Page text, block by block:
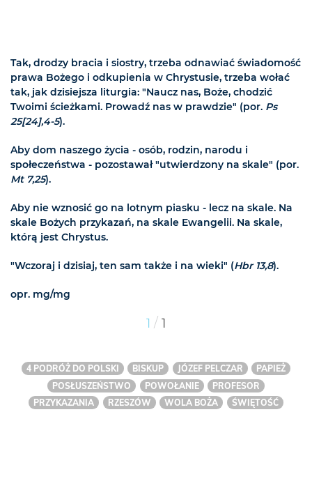
Tak, drodzy bracia i siostry, trzeba odnawiać świadomość
prawa Bożego i odkupienia w Chrystusie, trzeba wołać
tak, jak dzisiejsza liturgia: "Naucz nas, Boże, chodzić
Twoimi ścieżkami. Prowadź nas w prawdzie" (por. Ps
25[24],4-5).
Aby dom naszego życia - osób, rodzin, narodu i
społeczeństwa - pozostawał "utwierdzony na skale" (por.
Mt 7,25).
Aby nie wznosić go na lotnym piasku - lecz na skale. Na
skale Bożych przykazań, na skale Ewangelii. Na skale,
którą jest Chrystus.
"Wczoraj i dzisiaj, ten sam także i na wieki" (Hbr 13,8).
opr. mg/mg
1 / 1
4 PODRÓŻ DO POLSKI BISKUP JÓZEF PELCZAR
PAPIEŻ
POSŁUSZEŃSTWO
POWOŁANIE
PROFESOR
PRZYKAZANIA
RZESZÓW WOLA BOŻA ŚWIĘTOŚĆ